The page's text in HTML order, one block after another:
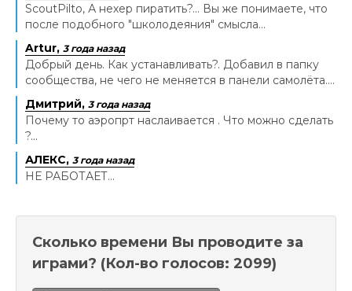
ScoutPilto, А нехер пиратить?... Вы же понимаете, что
после подобного "школодеяния" смысла...
Artur, 3 года назад
Добрый день. Как устанавливать?. Добавил в папку
сообщества, не чего не меняется в панели самолёта....
Дмитрий, 3 года назад
Почему то аэропрт наслаивается . Что можно сделать
?...
АЛЕКС, 3 года назад
НЕ РАБОТАЕТ...
Сколько времени Вы проводите за
играми? (Кол-во голосов: 2099)